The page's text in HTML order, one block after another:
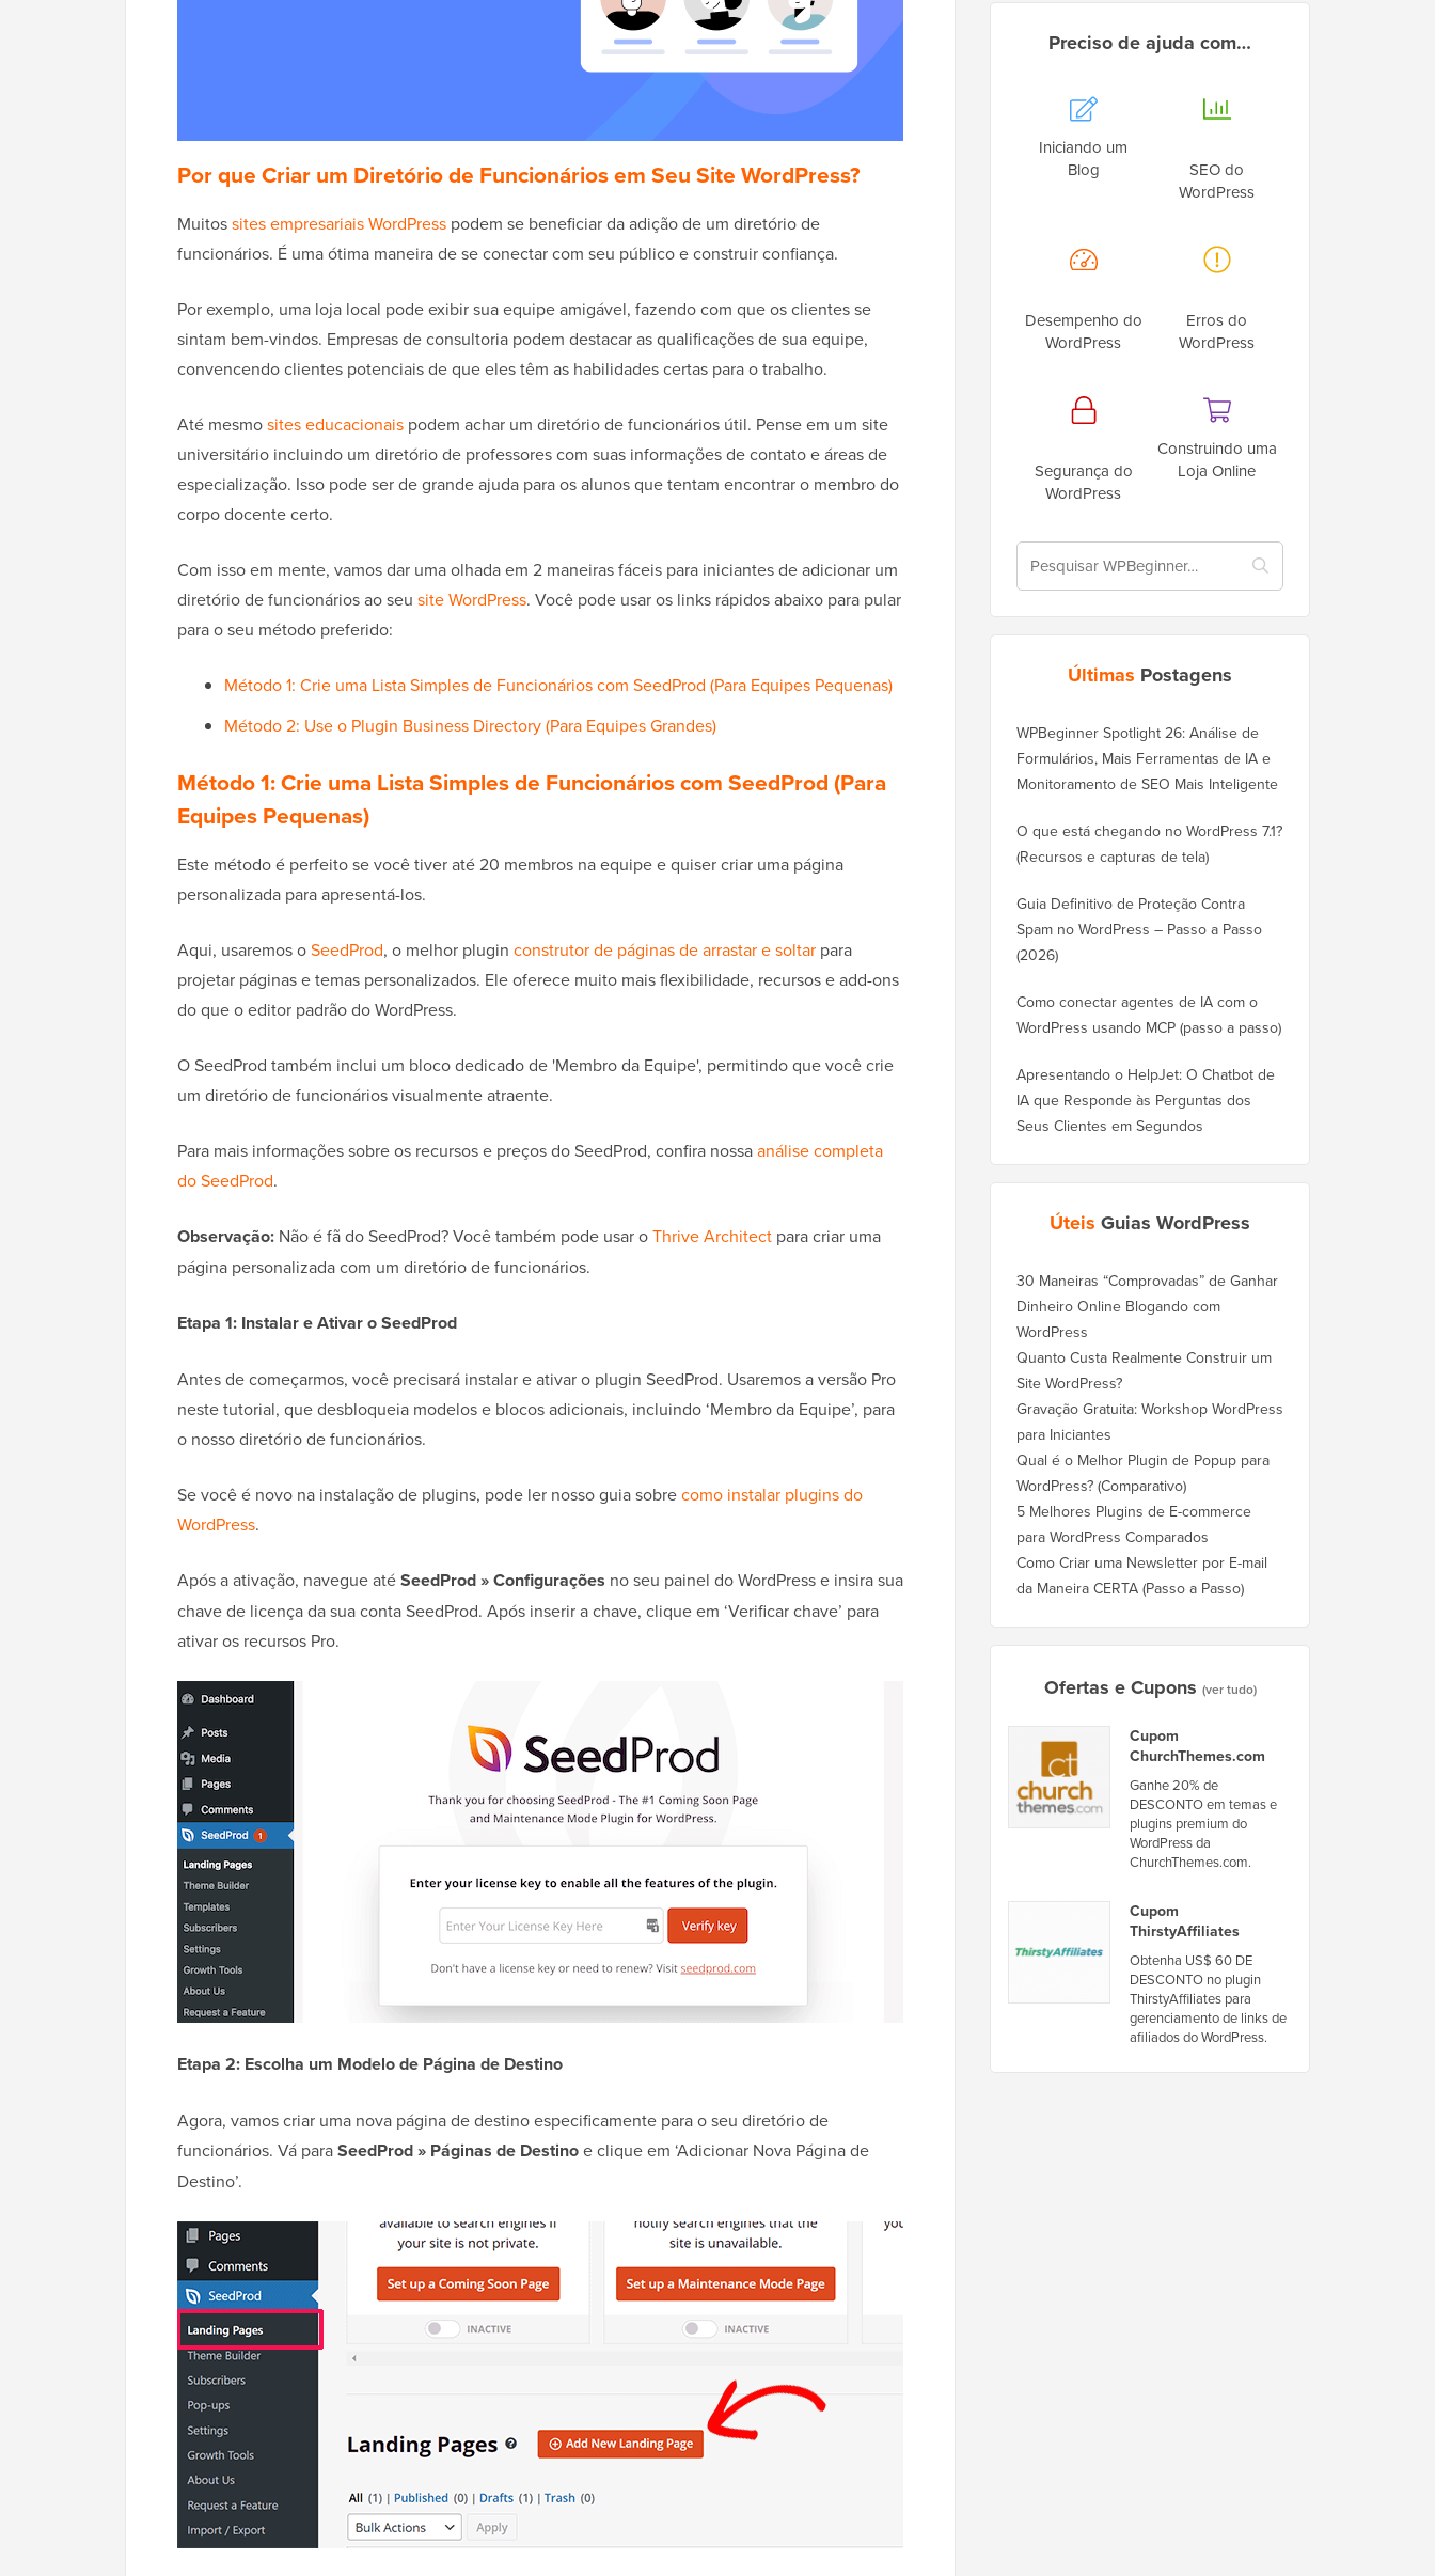
Por que Criar um Diretório de Funcionários em Seu Site WordPress?
Muitossites empresariais WordPress podem se beneficiar da adição de um diretório de
funcionários. É uma ótima maneira de se conectar com seu público e construir confiança.
Por exemplo, uma loja local pode exibir sua equipe amigável, fazendo com que os clientes se
sintam bem-vindos. Empresas de consultoria podem destacar as qualificações de sua equipe,
convencendo clientes potenciais de que eles têm as habilidades certas para o trabalho.
Até mesmosites educacionais podem achar um diretório de funcionários útil. Pense em um site
universitário incluindo um diretório de professores com suas informações de contato e áreas de
especialização. Isso pode ser de grande ajuda para os alunos que tentam encontrar o membro do
corpo docente certo.
Com isso em mente, vamos dar uma olhada em 2 maneiras fáceis para iniciantes de adicionar um
diretório de funcionários ao seu site WordPress. Você pode usar os links rápidos abaixo para pular
para o seu método preferido:
Método 1: Crie uma Lista Simples de Funcionários com SeedProd (Para Equipes Pequenas)
Método 2: Use o Plugin Business Directory (Para Equipes Grandes)
Método 1: Crie uma Lista Simples de Funcionários com SeedProd (Para
Equipes Pequenas)
Este método é perfeito se você tiver até 20 membros na equipe e quiser criar uma página
personalizada para apresentá-los.
Aqui, usaremos oSeedProd, o melhor plugin construtor de páginas de arrastar e soltar para
projetar páginas e temas personalizados. Ele oferece muito mais flexibilidade, recursos e add-ons
do que o editor padrão do WordPress.
O SeedProd também inclui um bloco dedicado de 'Membro da Equipe', permitindo que você crie
um diretório de funcionários visualmente atraente.
Para mais informações sobre os recursos e preços do SeedProd, confira nossaanálise completa
do SeedProd.
Observação: Não é fã do SeedProd? Você também pode usar oThrive Architect para criar uma
página personalizada com um diretório de funcionários.
Etapa 1: Instalar e Ativar o SeedProd
Antes de começarmos, você precisará instalar e ativar o plugin SeedProd. Usaremos a versão Pro
neste tutorial, que desbloqueia modelos e blocos adicionais, incluindo ‘Membro da Equipe’, para
o nosso diretório de funcionários.
Se você é novo na instalação de plugins, pode ler nosso guia sobrecomo instalar plugins do
WordPress.
Após a ativação, navegue atéSeedProd » Configurações no seu painel do WordPress e insira sua
chave de licença da sua conta SeedProd. Após inserir a chave, clique em ‘Verificar chave’ para
ativar os recursos Pro.
Etapa 2: Escolha um Modelo de Página de Destino
Agora, vamos criar uma nova página de destino especificamente para o seu diretório de
funcionários. Vá paraSeedProd » Páginas de Destinoe clique em ‘Adicionar Nova Página de
Destino’.
Preciso de ajuda com…
Iniciando um
Blog
SEO do
WordPress
Desempenho do
WordPress
Erros do
WordPress
Segurança do
WordPress
Construindo uma
Loja Online
Últimas Postagens
WPBeginner Spotlight 26: Análise de
Formulários, Mais Ferramentas de IA e
Monitoramento de SEO Mais Inteligente
O que está chegando no WordPress 7.1?
(Recursos e capturas de tela)
Guia Definitivo de Proteção Contra
Spam no WordPress – Passo a Passo
(2026)
Como conectar agentes de IA com o
WordPress usando MCP (passo a passo)
Apresentando o HelpJet: O Chatbot de
IA que Responde às Perguntas dos
Seus Clientes em Segundos
Úteis Guias WordPress
30 Maneiras “Comprovadas” de Ganhar
Dinheiro Online Blogando com
WordPress
Quanto Custa Realmente Construir um
Site WordPress?
Gravação Gratuita: Workshop WordPress
para Iniciantes
Qual é o Melhor Plugin de Popup para
WordPress? (Comparativo)
5 Melhores Plugins de E-commerce
para WordPress Comparados
Como Criar uma Newsletter por E-mail
da Maneira CERTA (Passo a Passo)
Ofertas e Cupons (ver tudo)
Cupom
ChurchThemes.com
Ganhe 20% de
DESCONTO em temas e
plugins premium do
WordPress da
ChurchThemes.com.
Cupom
ThirstyAffiliates
Obtenha US$ 60 DE
DESCONTO no plugin
ThirstyAffiliates para
gerenciamento de links de
afiliados do WordPress.